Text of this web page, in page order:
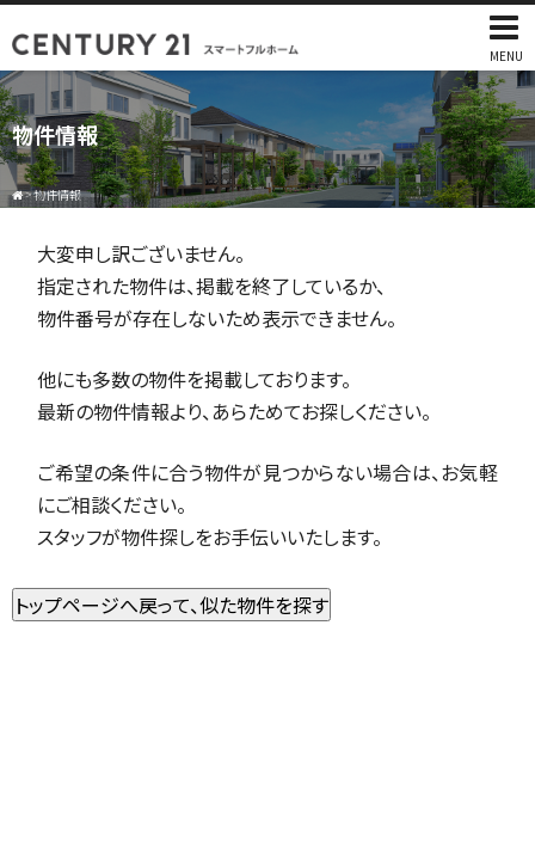
MENU
物件情報
>物件情報
大変申し訳ございません。
指定された物件は、掲載を終了しているか、
物件番号が存在しないため表示できません。
他にも多数の物件を掲載しております。
最新の物件情報より、あらためてお探しください。
ご希望の条件に合う物件が見つからない場合は、お気軽
にご相談ください。
スタッフが物件探しをお手伝いいたします。